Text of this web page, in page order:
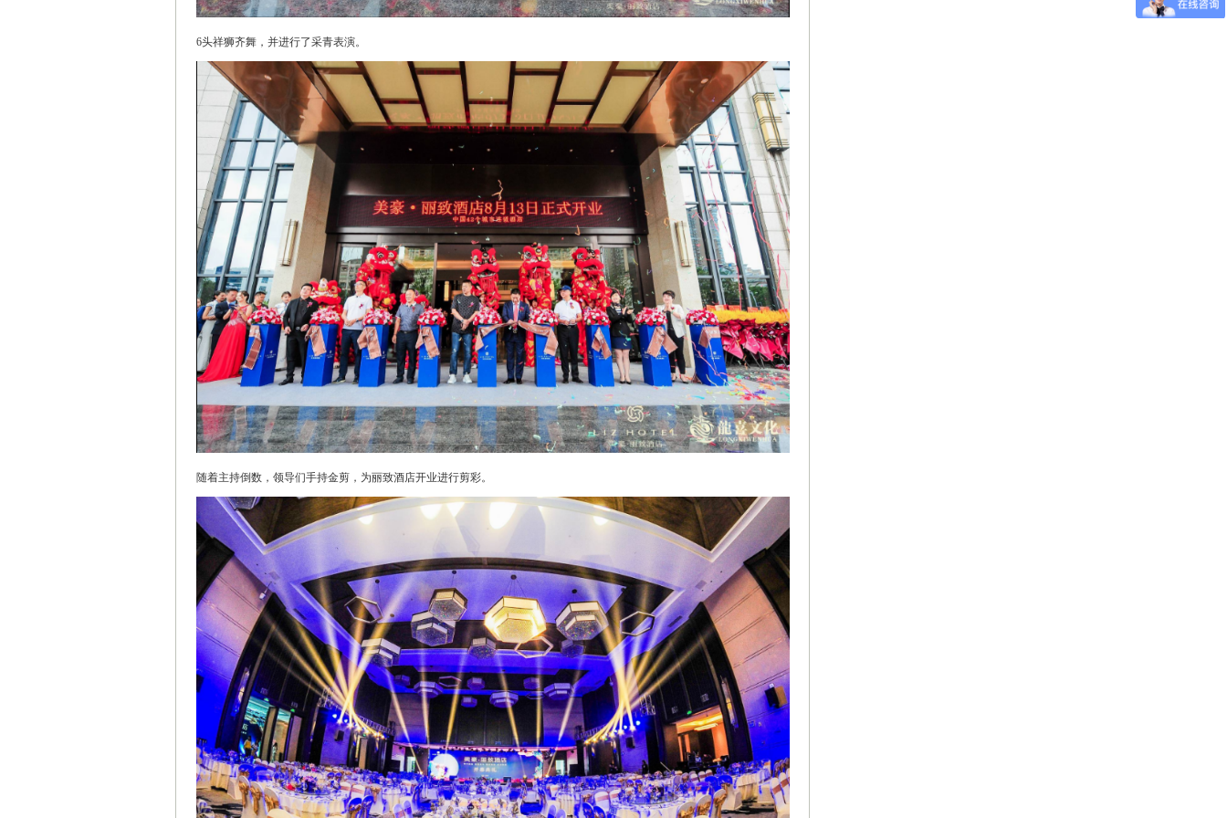
6头祥狮齐舞，并进行了采青表演。
随着主持倒数，领导们手持金剪，为丽致酒店开业进行剪彩。